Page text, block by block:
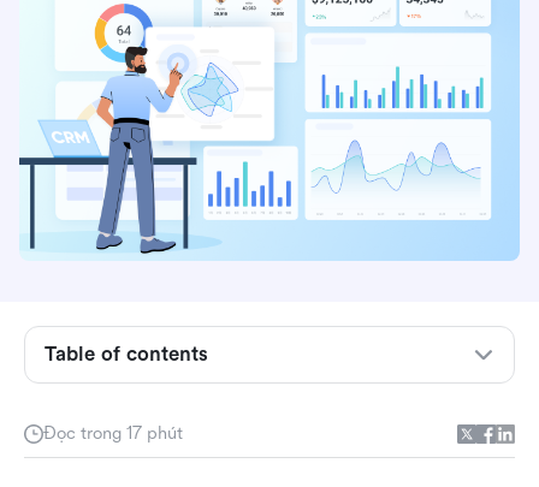
Đọc trong 17 phút
Table of contents
Các loại CRM
8 tính năng cốt lõi của CRM mà công cụ của
Tiêu chí đánh giá CRM